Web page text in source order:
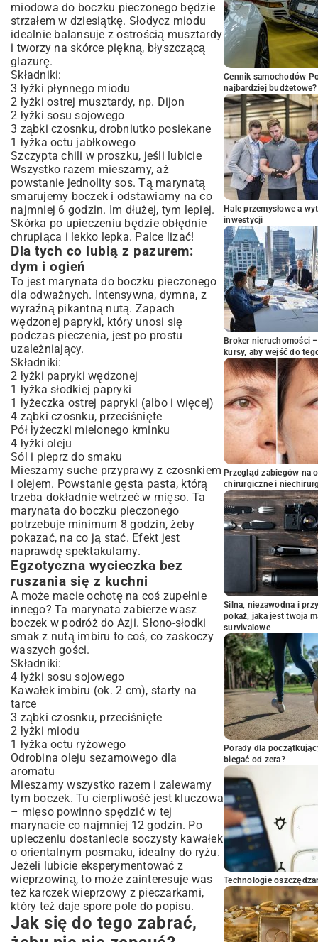
miodowa do boczku pieczonego będzie
strzałem w dziesiątkę. Słodycz miodu
idealnie balansuje z ostrością musztardy
i tworzy na skórce piękną, błyszczącą
glazurę.
Składniki:
3 łyżki płynnego miodu
2 łyżki ostrej musztardy, np. Dijon
2 łyżki sosu sojowego
3 ząbki czosnku, drobniutko posiekane
1 łyżka octu jabłkowego
Szczypta chili w proszku, jeśli lubicie
Wszystko razem mieszamy, aż
powstanie jednolity sos. Tą marynatą
smarujemy boczek i odstawiamy na co
najmniej 6 godzin. Im dłużej, tym lepiej.
Skórka po upieczeniu będzie obłędnie
chrupiąca i lekko lepka. Palce lizać!
Dla tych co lubią z pazurem:
dym i ogień
To jest marynata do boczku pieczonego
dla odważnych. Intensywna, dymna, z
wyraźną pikantną nutą. Zapach
wędzonej papryki, który unosi się
podczas pieczenia, jest po prostu
uzależniający.
Składniki:
2 łyżki papryki wędzonej
1 łyżka słodkiej papryki
1 łyżeczka ostrej papryki (albo i więcej)
4 ząbki czosnku, przeciśnięte
Pół łyżeczki mielonego kminku
4 łyżki oleju
Sól i pieprz do smaku
Mieszamy suche przyprawy z czosnkiem
i olejem. Powstanie gęsta pasta, którą
trzeba dokładnie wetrzeć w mięso. Ta
marynata do boczku pieczonego
potrzebuje minimum 8 godzin, żeby
pokazać, na co ją stać. Efekt jest
naprawdę spektakularny.
Egzotyczna wycieczka bez
ruszania się z kuchni
A może macie ochotę na coś zupełnie
innego? Ta marynata zabierze wasz
boczek w podróż do Azji. Słono-słodki
smak z nutą imbiru to coś, co zaskoczy
waszych gości.
Składniki:
4 łyżki sosu sojowego
Kawałek imbiru (ok. 2 cm), starty na
tarce
3 ząbki czosnku, przeciśnięte
2 łyżki miodu
1 łyżka octu ryżowego
Odrobina oleju sezamowego dla
aromatu
Mieszamy wszystko razem i zalewamy
tym boczek. Tu cierpliwość jest kluczowa
– mięso powinno spędzić w tej
marynacie co najmniej 12 godzin. Po
upieczeniu dostaniecie soczysty kawałek
o orientalnym posmaku, idealny do ryżu.
Jeżeli lubicie eksperymentować z
wieprzowiną, to może zainteresuje was
też karczek wieprzowy z pieczarkami,
który też daje spore pole do popisu.
Jak się do tego zabrać,
Cennik samochodów
najbardziej budżetowe?
Hale przemysłowe a
inwestycji
Broker nieruchomości
kursy, aby wejść do
Przegląd zabiegów na
chirurgiczne i
Silna, niezawodna i
pokaż, jaka jest twoja
survivalowe
Porady dla
biegać od zera?
Technologie